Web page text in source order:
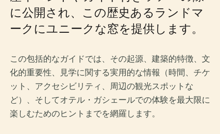
に公開され、この歴史あるランドマ
ークにユニークな窓を提供します。
この包括的なガイドでは、その起源、建築的特徴、文
化的重要性、見学に関する実用的な情報（時間、チケ
ット、アクセシビリティ、周辺の観光スポットな
ど）、そしてオテル・ガシェールでの体験を最大限に
楽しむためのヒントまでを網羅します。